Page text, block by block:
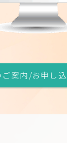
案内/お申し